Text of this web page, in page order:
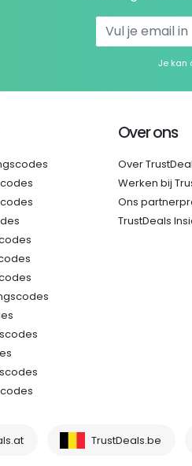
Je kan
Over ons
Over
Werken bij
Ons
TrustDeals
TrustDeals.be